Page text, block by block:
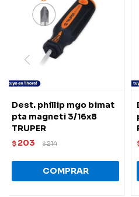
Dest. phillip mgo bimat
pta magneti 3/16x8
TRUPER
$ 203 $214